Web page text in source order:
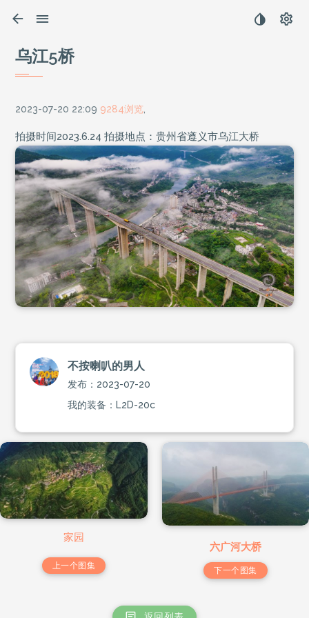
乌江5桥
2023-07-20 22:09 9284浏览
拍摄时间2023.6.24 拍摄地点：贵州省遵义市乌江大桥
不按喇叭的男人
发布：2023-07-20
我的装备：L2D-20c
家园
上一个图集
六广河大桥
下一个图集